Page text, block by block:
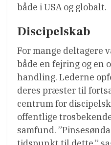
både i USA og globalt.
Discipelskab
For mange deltagere
både en fejring og en
handling. Lederne
deres præster til
centrum for
offentlige
samfund.